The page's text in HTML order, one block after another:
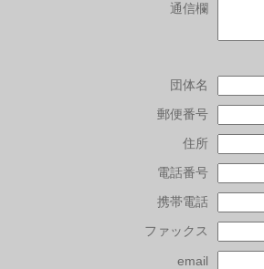
通信欄
団体名
郵便番号
住所
電話番号
携帯電話
ファックス
email